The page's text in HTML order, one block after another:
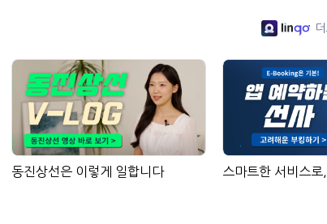
더
동진상선은 이렇게 일합니다 스마트한 서비스로